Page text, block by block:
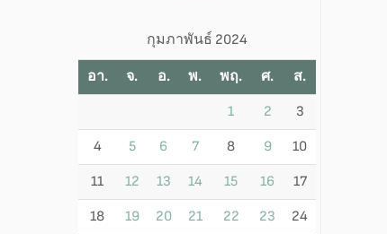
กุมภาพันธ์ 2024
อา. จ. อ. พ. พฤ. ศ. ส.
1 2 3
4 5 6 7 8 9 10
11 12 13 14 15 16 17
18 19 20 21 22 23 24